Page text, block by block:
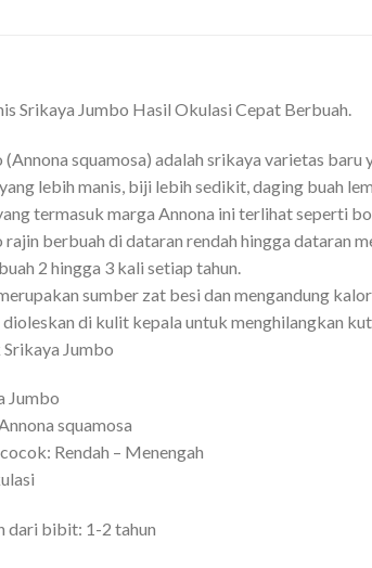
Srikaya Jumbo Hasil Okulasi Cepat Berbuah.
squamosa) adalah srikaya varietas
lebih manis, biji lebih sedikit, daging buah
termasuk marga Annona ini terlihat seperti
berbuah di dataran rendah hingga dataran
2 hingga 3 kali setiap tahun.
sumber zat besi dan mengandung
di kulit kepala untuk menghilangkan
Jumbo
Jumbo
squamosa
Rendah – Menengah
dari bibit: 1-2 tahun